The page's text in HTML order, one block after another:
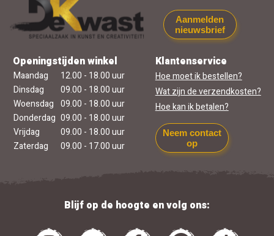
Aanmelden
nieuwsbrief
Openingstijden winkel
Maandag
12.00 - 18.00 uur
Dinsdag
09.00 - 18.00 uur
Woensdag 09.00 - 18.00 uur
Donderdag 09.00 - 18.00 uur
Vrijdag
09.00 - 18.00 uur
Zaterdag
09.00 - 17.00 uur
Klantenservice
Hoe moet ik bestellen?
Wat zijn de verzendkosten?
Hoe kan ik betalen?
Neem contact
op
Blijf op de hoogte en volg ons: